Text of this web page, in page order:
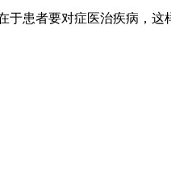
患者要对症医治疾病，这